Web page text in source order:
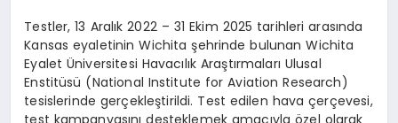
Testler, 13 Aralık 2022 – 31 Ekim 2025 tarihleri arasında
Kansas eyaletinin Wichita şehrinde bulunan Wichita
EyaletÜniversitesi Havacılık Araştırmaları Ulusal
Enstitüsü (National Institute for Aviation Research)
tesislerinde gerçekleştirildi. Test edilen hava çerçevesi,